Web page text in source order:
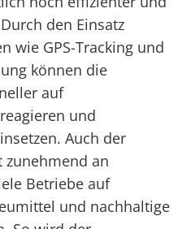
den Einsatz
wie GPS-Tracking und
können die
auf
und
Auch der
zunehmend an
Betriebe auf
und nachhaltige